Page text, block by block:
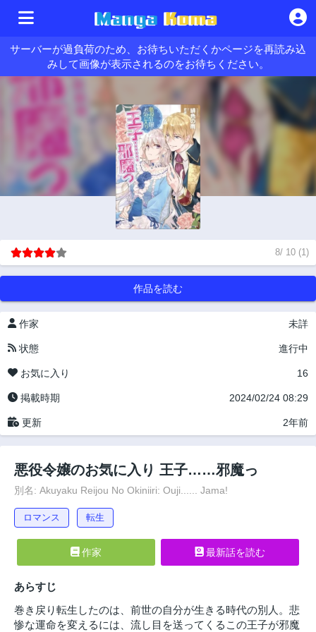
サーバーが過負荷のため、お待ちいただくかページを再読み込
みして画像が表示されるのをお待ちください。
8/ 10 (1)
作品を読む
作家 未詳
状態 進行中
お気に入り 16
掲載時期 2024/02/24 08:29
更新 2年前
悪役令嬢のお気に入り 王子……邪魔っ
別名: Akuyaku Reijou No Okiniiri: Ouji...... Jama!
ロマンス 転生
作家 最新話を読む
あらすじ
巻き戻り転生したのは、前世の自分が生きる時代の別人。悲
惨な運命を変えるには、流し目を送ってくるこの王子が邪魔